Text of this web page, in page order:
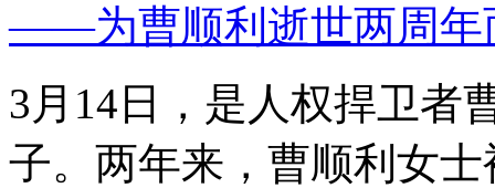
——为曹顺利逝世两周年
3月14日，是人权捍卫者
子。两年来，曹顺利女